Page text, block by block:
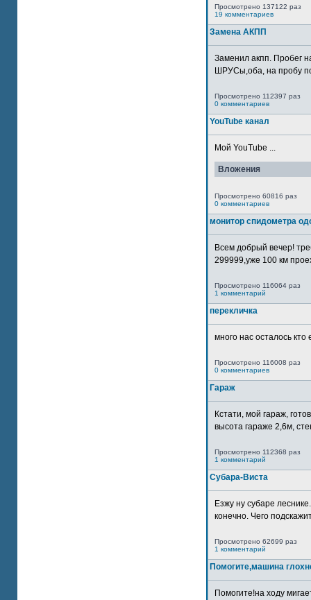
Просмотрено 137122 раз
19 комментариев
Замена АКПП
Заменил акпп. Пробег
ШРУСы,оба, на пробу
Просмотрено 112397 раз
0 комментариев
YouTube канал
Мой YouTube ...
Вложения
Просмотрено 60816 раз
0 комментариев
монитор спидометра
Всем добрый вечер!
299999,уже 100 км
Просмотрено 116064 раз
1 комментарий
перекличка
много нас осталось
Просмотрено 116008 раз
0 комментариев
Гараж
Кстати, мой гараж,
высота гараже 2,6м,
Просмотрено 112368 раз
1 комментарий
Субара-Виста
Езжу ну субаре
конечно. Чего
Просмотрено 62699 раз
1 комментарий
Помогите,машина
Помогите!на ходу